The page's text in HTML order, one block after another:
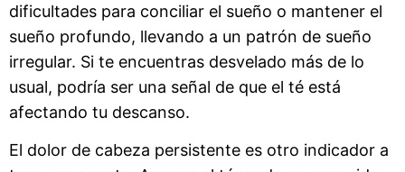
dificultades para conciliar el sueño o mantener el
sueño profundo, llevando a un patrón de sueño
irregular. Si te encuentras desvelado más de lo
usual, podría ser una señal de que el té está
afectando tu descanso.
El dolor de cabeza persistente es otro indicador a